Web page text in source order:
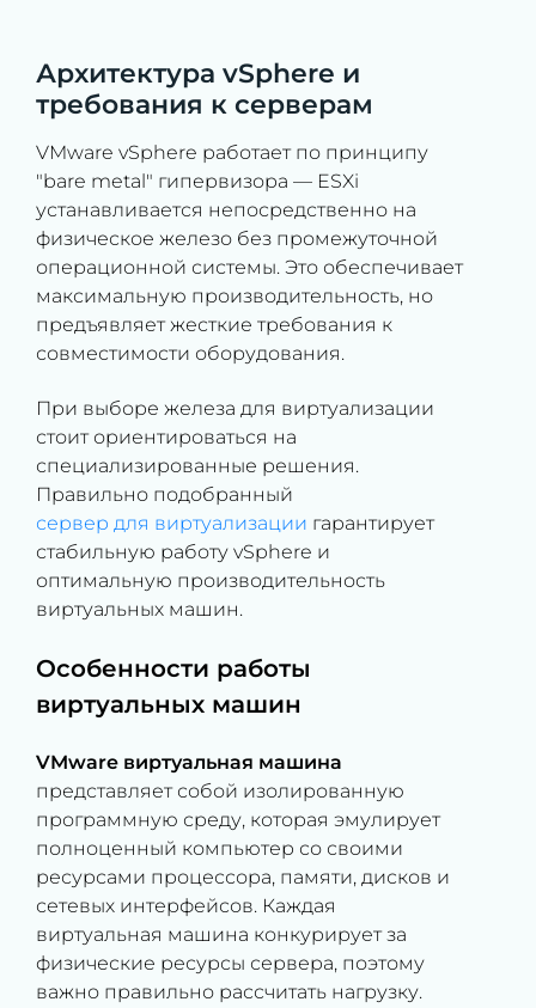
Архитектура vSphere и
требования к серверам
VMware vSphere работает по принципу
"bare metal" гипервизора — ESXi
устанавливается непосредственно на
физическое железо без промежуточной
операционной системы. Это обеспечивает
максимальную производительность, но
предъявляет жесткие требования к
совместимости оборудования.
При выборе железа для виртуализации
стоит ориентироваться на
специализированные решения.
Правильно подобранный
сервер для виртуализации гарантирует
стабильную работу vSphere и
оптимальную производительность
виртуальных машин.
Особенности работы
виртуальных машин
VMware виртуальная машина
представляет собой изолированную
программную среду, которая эмулирует
полноценный компьютер со своими
ресурсами процессора, памяти, дисков и
сетевых интерфейсов. Каждая
виртуальная машина конкурирует за
физические ресурсы сервера, поэтому
важно правильно рассчитать нагрузку.